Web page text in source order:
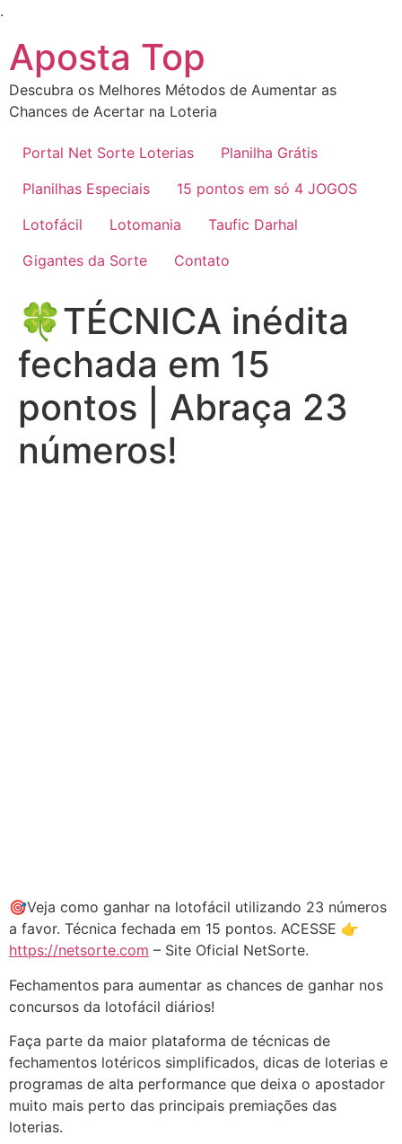
.
conteúdo
Aposta Top
Descubra os Melhores Métodos de Aumentar as
Chances de Acertar na Loteria
Portal Net Sorte Loterias
Planilha Grátis
Planilhas Especiais
15 pontos em só 4 JOGOS
Lotofácil
Lotomania
Taufic Darhal
Gigantes da Sorte
Contato
🍀TÉCNICA inédita
fechada em 15
pontos | Abraça 23
números!
🎯Veja como ganhar na lotofácil utilizando 23 números
a favor. Técnica fechada em 15 pontos. ACESSE 👉
https://netsorte.com – Site Oficial NetSorte.
Fechamentos para aumentar as chances de ganhar nos
concursos da lotofácil diários!
Faça parte da maior plataforma de técnicas de
fechamentos lotéricos simplificados, dicas de loterias e
programas de alta performance que deixa o apostador
muito mais perto das principais premiações das
loterias.